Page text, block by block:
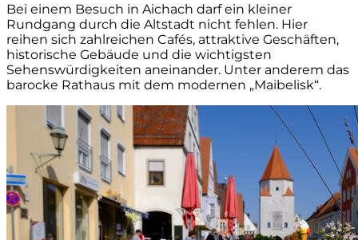
Bei einem Besuch in Aichach darf ein kleiner
Rundgang durch die Altstadt nicht fehlen. Hier
reihen sich zahlreichen Cafés, attraktive Geschäften,
historische Gebäude und die wichtigsten
Sehenswürdigkeiten aneinander. Unter anderem das
barocke Rathaus mit dem modernen „Maibelisk“.